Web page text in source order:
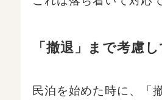
「撤退」まで考慮
民泊を始めた時に、「